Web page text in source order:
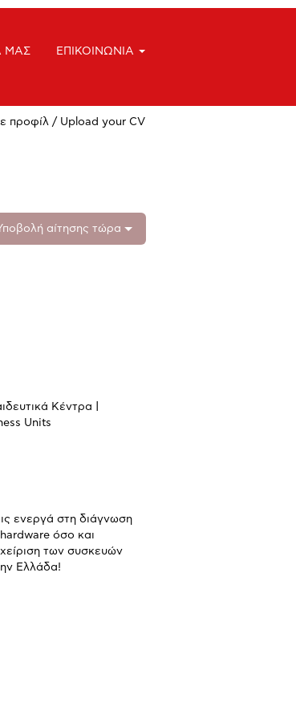
ΜΑΣ ΕΠΙΚΟΙΝΩΝΙΑ
προφίλ / Upload your CV
αίτησης τώρα
Κέντρα |
Units
ενεργά στη διάγνωση
όσο και
των συσκευών
Ελλάδα!